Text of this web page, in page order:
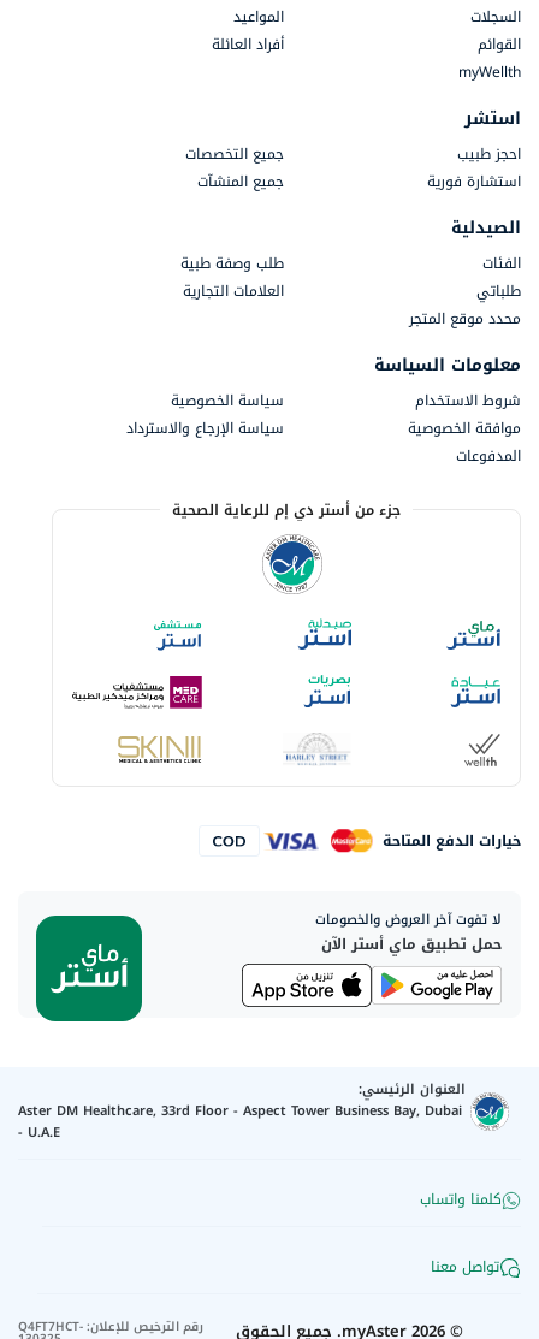
السجلات
المواعيد
القوائم
أفراد العائلة
myWellth
استشر
احجز طبيب
جميع التخصصات
استشارة فورية
جميع المنشآت
الصيدلية
الفئات
طلب وصفة طبية
طلباتي
العلامات التجارية
محدد موقع المتجر
معلومات السياسة
شروط الاستخدام
سياسة الخصوصية
موافقة الخصوصية
سياسة الإرجاع والاسترداد
المدفوعات
جزء من أستر دي إم للرعاية الصحية
خيارات الدفع المتاحة
لا تفوت آخر العروض والخصومات
حمل تطبيق ماي أستر الآن
العنوان الرئيسي:
Aster DM Healthcare, 33rd Floor - Aspect Tower Business Bay, Dubai
- U.A.E
كلمنا واتساب
تواصل معنا
©
2026
myAster. جميع الحقوق رقم الترخيص للإعلان:
Q4FT7HCT-